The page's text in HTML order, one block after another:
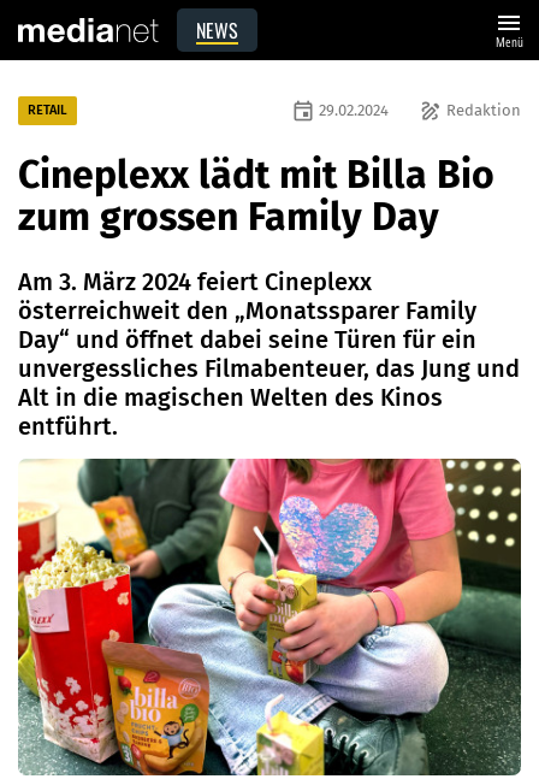
NEWS menu
Menü
RETAIL draw Redaktion
event 29.02.2024
Cineplexx lädt mit Billa Bio
zum grossen Family Day
Am 3. März 2024 feiert Cineplexx
österreichweit den „Monatssparer Family
Day“ und öffnet dabei seine Türen für ein
unvergessliches Filmabenteuer, das Jung und
Alt in die magischen Welten des Kinos
entführt.